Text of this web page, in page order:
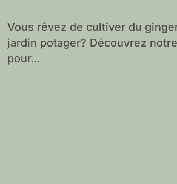
Vous rêvez de cultiver du gingembre dans votre
jardin potager? Découvrez
pour...